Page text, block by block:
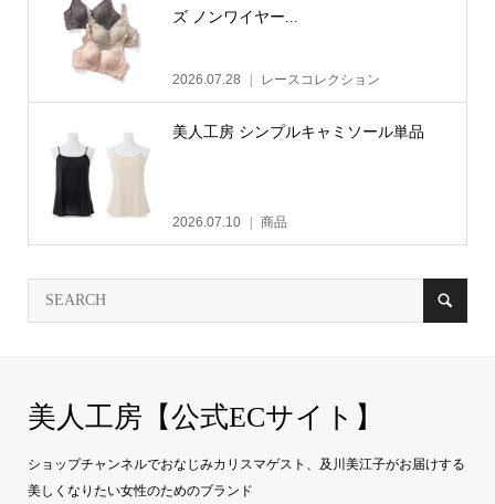
ズ ノンワイヤー...
2026.07.28 レースコレクション
美人工房 シンプルキャミソール単品
2026.07.10 商品
美人工房【公式ECサイト】
ショップチャンネルでおなじみカリスマゲスト、及川美江子がお届けする
美しくなりたい女性のためのブランド